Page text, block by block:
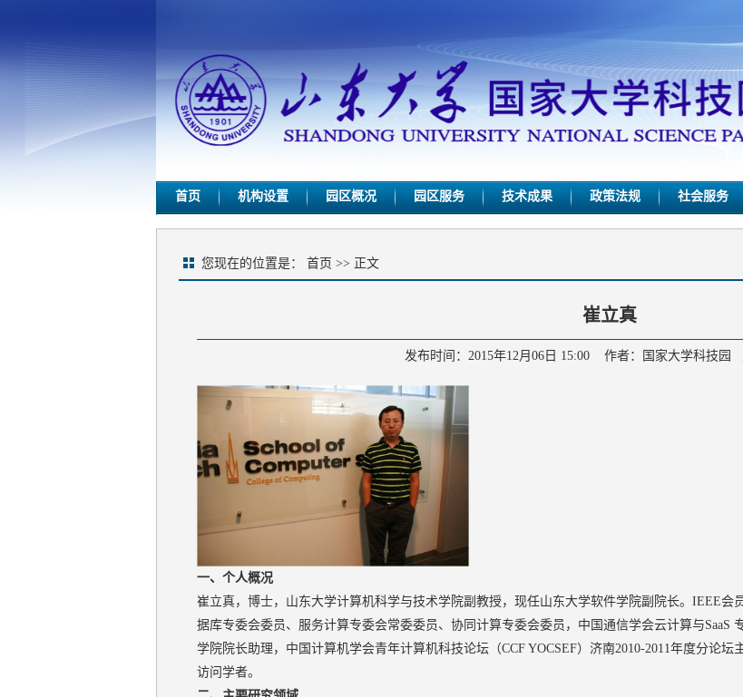
首页 机构设置 园区概况 园区服务 技术成果 政策法规 社会服务
您现在的位置是： 首页 >> 正文
崔立真
发布时间：2015年12月06日 15:00 作者：国家大学科技园
一、个人概况
崔立真，博士，山东大学计算机科学与技术学院副教授，现任山东大学软件学院副院长。IEEE会
据库专委会委员、服务计算专委会常委委员、协同计算专委会委员，中国通信学会云计算与SaaS
学院院长助理，中国计算机学会青年计算机科技论坛（CCF YOCSEF）济南2010-2011年度分论坛
访问学者。